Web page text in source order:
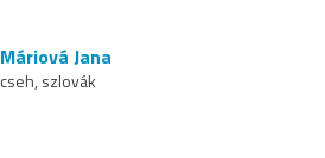
Máriová Jana
cseh, szlovák